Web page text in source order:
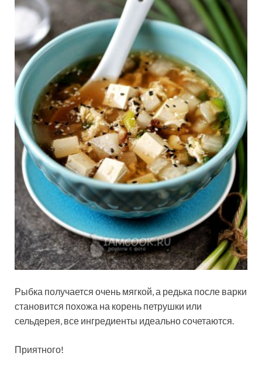
Рыбка получается очень мягкой, а редька после варки
становится похожа на корень петрушки или
сельдерея, все ингредиенты идеально сочетаются.
Приятного!